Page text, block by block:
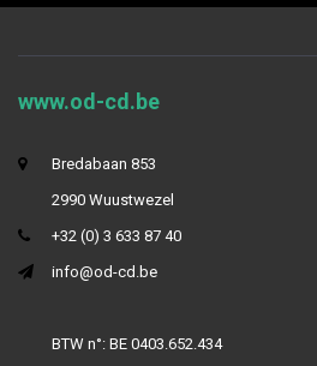
www.od-cd.be
Bredabaan 853
2990 Wuustwezel
+32 (0) 3 633 87 40
info@od-cd.be
BTW n°: BE 0403.652.434